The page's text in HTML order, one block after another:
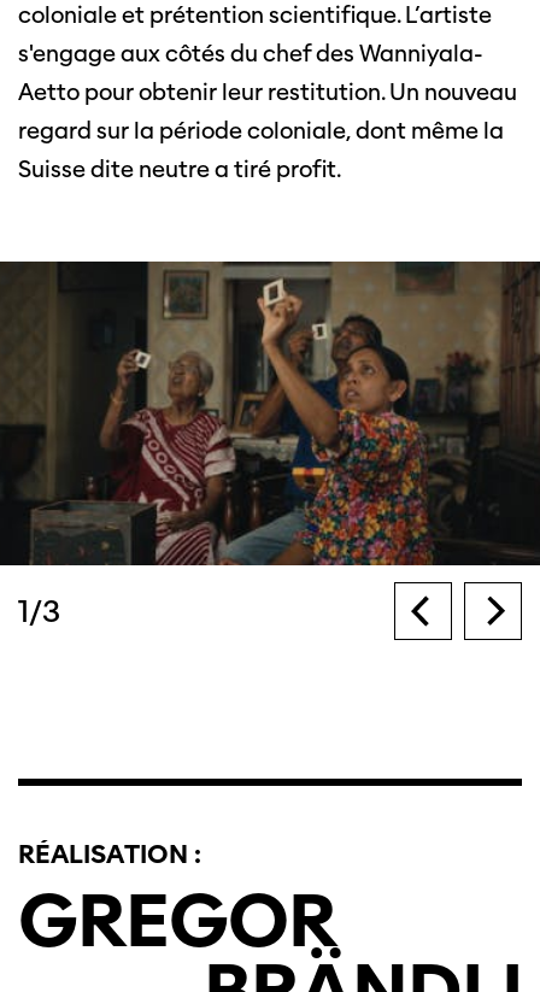
coloniale et prétention scientifique. L’artiste
s'engage aux côtés du chef des Wanniyala-
Aetto pour obtenir leur restitution. Un nouveau
regard sur la période coloniale, dont même la
Suisse dite neutre a tiré profit.
1/3
RÉALISATION :
GREGOR